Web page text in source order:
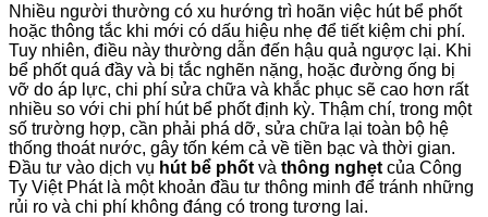
Nhiều người thường có xu hướng trì hoãn việc hút bể phốt
hoặc thông tắc khi mới có dấu hiệu nhẹ để tiết kiệm chi phí.
Tuy nhiên, điều này thường dẫn đến hậu quả ngược lại. Khi
bể phốt quá đầy và bị tắc nghẽn nặng, hoặc đường ống bị
vỡ do áp lực, chi phí sửa chữa và khắc phục sẽ cao hơn rất
nhiều so với chi phí hút bể phốt định kỳ. Thậm chí, trong một
số trường hợp, cần phải phá dỡ, sửa chữa lại toàn bộ hệ
thống thoát nước, gây tốn kém cả về tiền bạc và thời gian.
Đầu tư vào dịch vụ hút bể phốt và thông nghẹt của Công
Ty Việt Phát là một khoản đầu tư thông minh để tránh những
rủi ro và chi phí không đáng có trong tương lai.